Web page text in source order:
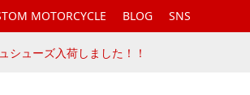
MOTORCYCLE BLOG SNS
ューズ入荷しました！！